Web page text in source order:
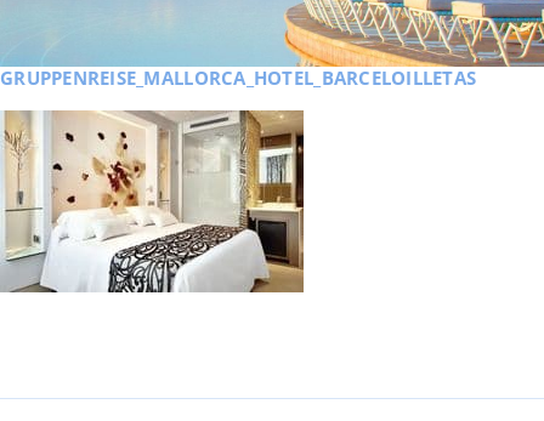
GRUPPENREISE_MALLORCA_HOTEL_BARCELOILLETAS